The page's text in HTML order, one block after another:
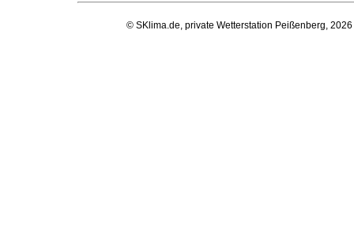
© SKlima.de, private Wetterstation Peißenberg,